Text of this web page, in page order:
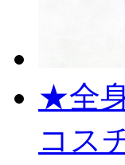
★全
コス